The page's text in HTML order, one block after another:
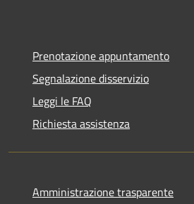
Prenotazione appuntamento
Segnalazione disservizio
Leggi le FAQ
Richiesta assistenza
Amministrazione trasparente